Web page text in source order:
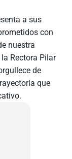
a sus
con
nuestra
Rectora Pilar
de
que